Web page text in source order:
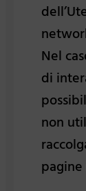
Nel
di
non